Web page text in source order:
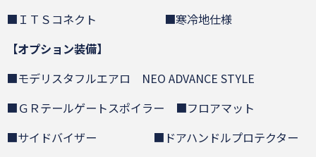
■ＩＴＳコネクト ■寒冷地仕様
【オプション装備】
■モデリスタフルエアロ NEO ADVANCE STYLE
■ＧＲテールゲートスポイラー ■フロアマット
■サイドバイザー ■ドアハンドルプロテクター